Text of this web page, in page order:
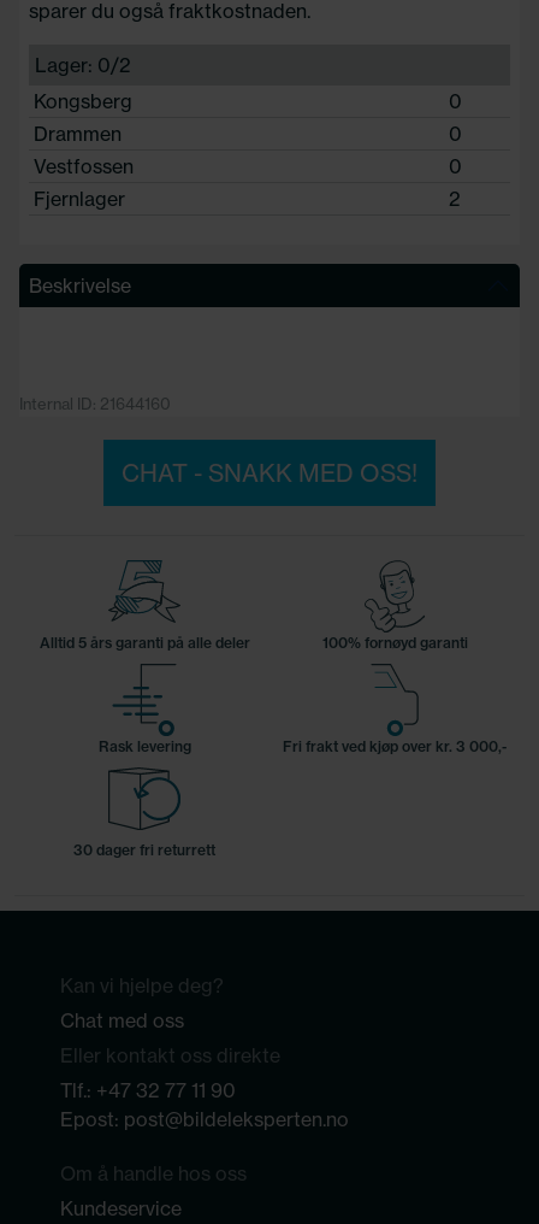
sparer du også fraktkostnaden.
Lager: 0/2
Kongsberg
0
Drammen
0
Vestfossen
0
Fjernlager
2
Beskrivelse
Internal ID: 21644160
CHAT - SNAKK MED OSS!
Alltid 5 års garanti på alle deler 100% fornøyd garanti
Rask levering Fri frakt ved kjøp over kr. 3 000,-
30 dager fri returrett
Kan vi hjelpe deg?
Chat med oss
Eller kontakt oss direkte
Tlf.: +47 32 77 11 90
Epost: post@bildeleksperten.no
Om å handle hos oss
Kundeservice